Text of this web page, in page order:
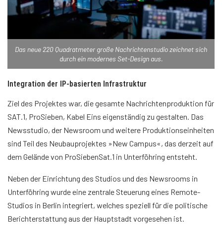
Das neue 220 Quadratmeter große Nachrichtenstudio zeichnet sich
durch ein modernes Set-Design aus.
Integration der IP-basierten Infrastruktur
Ziel des Projektes war, die gesamte Nachrichtenproduktion für
SAT.1, ProSieben, Kabel Eins eigenständig zu gestalten. Das
Newsstudio, der Newsroom und weitere Produktionseinheiten
sind Teil des Neubauprojektes »New Campus«, das derzeit auf
dem Gelände von ProSiebenSat.1 in Unterföhring entsteht.
Neben der Einrichtung des Studios und des Newsrooms in
Unterföhring wurde eine zentrale Steuerung eines Remote-
Studios in Berlin integriert, welches speziell für die politische
Berichterstattung aus der Hauptstadt vorgesehen ist.